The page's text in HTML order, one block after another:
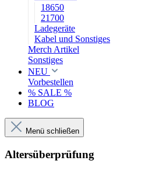
18650
21700
Ladegeräte
Kabel und Sonstiges
Merch Artikel
Sonstiges
NEU
Vorbestellen
% SALE %
BLOG
Menü schließen
Altersüberprüfung